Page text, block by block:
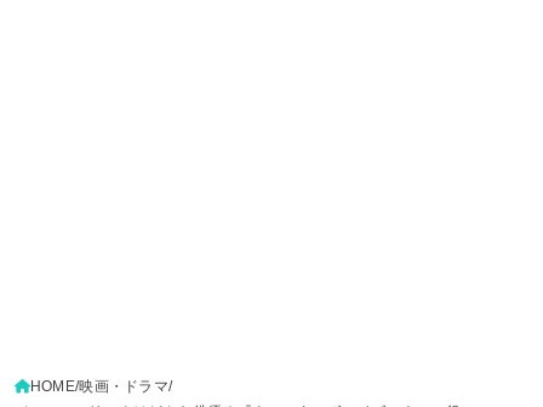
HOME 映画・ドラマ